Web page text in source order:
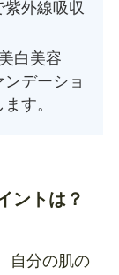
外線吸収
白美容
デーショ
す。
ントは？
自分の肌の